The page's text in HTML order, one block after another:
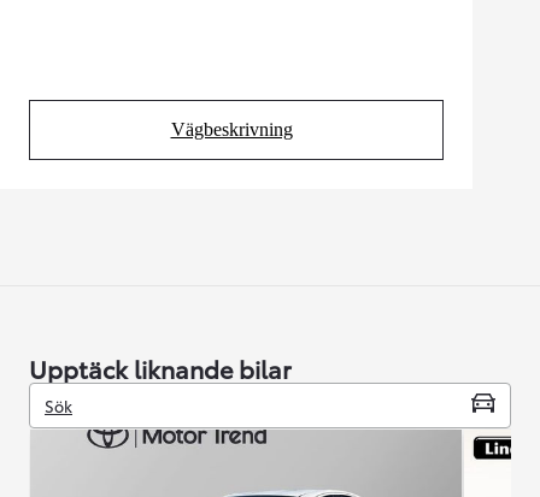
Vägbeskrivning
(Opens in new tab)
Upptäck liknande bilar
Sök